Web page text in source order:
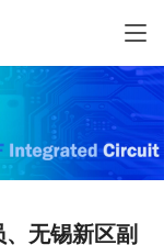
、无锡新区副